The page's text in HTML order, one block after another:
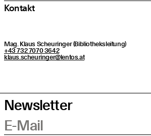
Kon­takt
Mag. Klaus Scheu­rin­ger (Biblio­theks­lei­tung)
+43 732 7070 3642
klaus.​scheuringer@​lentos.​at
Newsletter
E-Mail